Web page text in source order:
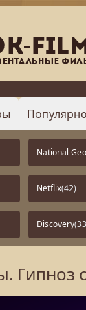
National
Netflix(42)
Discovery
Гипноз